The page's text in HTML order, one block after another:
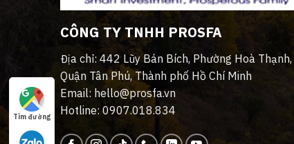
CÔNG TY TNHH PROSFA
Địa chỉ: 442 Lũy Bán Bích, Phường Hoà Thạnh,
Quận Tân Phú, Thành phố Hồ Chí Minh
Email: hello@prosfa.vn
Hotline: 0907.018.834
Tìm đường